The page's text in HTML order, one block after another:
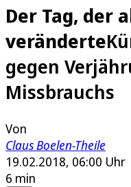
Der Tag, der
veränderte
gegen
Missbrauchs
Von
Claus Boelen-Theile
19.02.2018, 06:00 Uhr
6 min